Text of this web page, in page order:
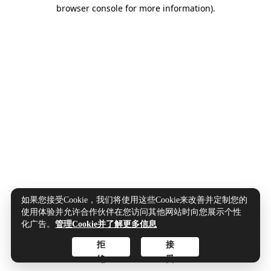
browser console for more information).
如果您接受Cookie，我们将使用这些Cookie来改善并定制您的
使用体验并允许合作伙伴在您访问其他网站时向您展示个性
化广告。管理Cookie并了解更多信息
接
受
拒
绝